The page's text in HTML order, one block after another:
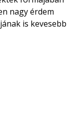
nagy érdem
is kevesebb